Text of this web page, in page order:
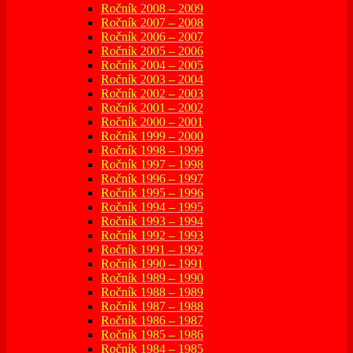
Ročník 2008 – 2009
Ročník 2007 – 2008
Ročník 2006 – 2007
Ročník 2005 – 2006
Ročník 2004 – 2005
Ročník 2003 – 2004
Ročník 2002 – 2003
Ročník 2001 – 2002
Ročník 2000 – 2001
Ročník 1999 – 2000
Ročník 1998 – 1999
Ročník 1997 – 1998
Ročník 1996 – 1997
Ročník 1995 – 1996
Ročník 1994 – 1995
Ročník 1993 – 1994
Ročník 1992 – 1993
Ročník 1991 – 1992
Ročník 1990 – 1991
Ročník 1989 – 1990
Ročník 1988 – 1989
Ročník 1987 – 1988
Ročník 1986 – 1987
Ročník 1985 – 1986
Ročník 1984 – 1985